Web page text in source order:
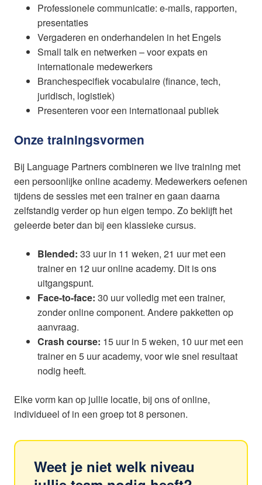
Professionele communicatie: e-mails, rapporten,
presentaties
Vergaderen en onderhandelen in het Engels
Small talk en netwerken – voor expats en
internationale medewerkers
Branchespecifiek vocabulaire (finance, tech,
juridisch, logistiek)
Presenteren voor een internationaal publiek
Onze trainingsvormen
Bij Language Partners combineren we live training met
een persoonlijke online academy. Medewerkers oefenen
tijdens de sessies met een trainer en gaan daarna
zelfstandig verder op hun eigen tempo. Zo beklijft het
geleerde beter dan bij een klassieke cursus.
Blended: 33 uur in 11 weken, 21 uur met een
trainer en 12 uur online academy. Dit is ons
uitgangspunt.
Face-to-face: 30 uur volledig met een trainer,
zonder online component. Andere pakketten op
aanvraag.
Crash course: 15 uur in 5 weken, 10 uur met een
trainer en 5 uur academy, voor wie snel resultaat
nodig heeft.
Elke vorm kan op jullie locatie, bij ons of online,
individueel of in een groep tot 8 personen.
Weet je niet welk niveau